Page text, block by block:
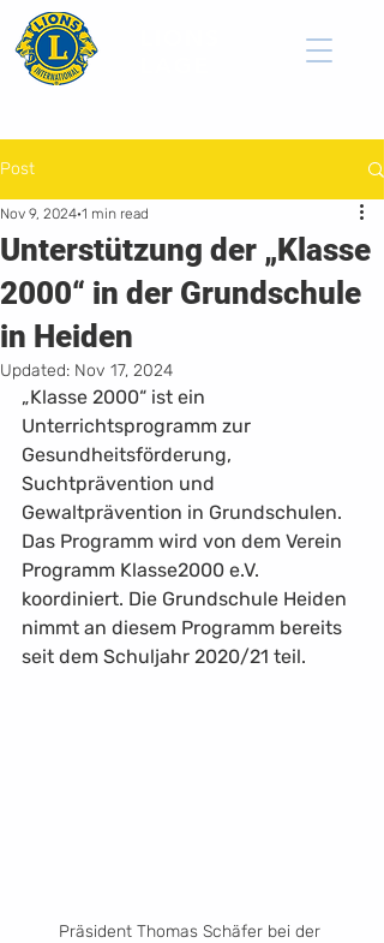
Post
Unterstützung der „Klasse
2000“ in der Grundschule
in Heiden
Nov 9, 2024 1 min read
Updated: Nov 17, 2024
„Klasse 2000“ ist ein
Unterrichtsprogramm zur
Gesundheitsförderung,
Suchtprävention und
Gewaltprävention in Grundschulen.
Das Programm wird von dem Verein
Programm Klasse2000 e.V.
koordiniert. Die Grundschule Heiden
nimmt an diesem Programm bereits
seit dem Schuljahr 2020/21 teil.
Präsident Thomas Schäfer bei der